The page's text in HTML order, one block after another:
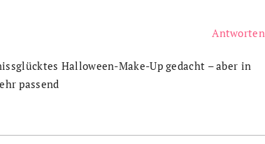
Halloween-Make-Up gedacht – aber in
passend
Antworten